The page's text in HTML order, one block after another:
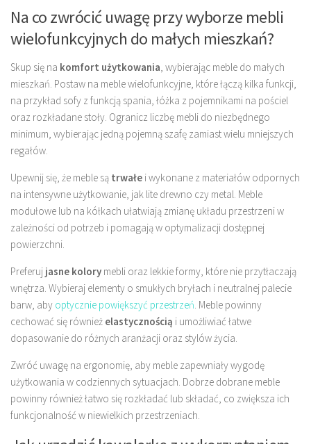
Na co zwrócić uwagę przy wyborze mebli
wielofunkcyjnych do małych mieszkań?
Skup się na komfort użytkowania, wybierając meble do małych
mieszkań. Postaw na meble wielofunkcyjne, które łączą kilka funkcji,
na przykład sofy z funkcją spania, łóżka z pojemnikami na pościel
oraz rozkładane stoły. Ogranicz liczbę mebli do niezbędnego
minimum, wybierając jedną pojemną szafę zamiast wielu mniejszych
regałów.
Upewnij się, że meble są trwałe i wykonane z materiałów odpornych
na intensywne użytkowanie, jak lite drewno czy metal. Meble
modułowe lub na kółkach ułatwiają zmianę układu przestrzeni w
zależności od potrzeb i pomagają w optymalizacji dostępnej
powierzchni.
Preferuj jasne kolory mebli oraz lekkie formy, które nie przytłaczają
wnętrza. Wybieraj elementy o smukłych bryłach i neutralnej palecie
barw, aby optycznie powiększyć przestrzeń. Meble powinny
cechować się również elastycznością i umożliwiać łatwe
dopasowanie do różnych aranżacji oraz stylów życia.
Zwróć uwagę na ergonomię, aby meble zapewniały wygodę
użytkowania w codziennych sytuacjach. Dobrze dobrane meble
powinny również łatwo się rozkładać lub składać, co zwiększa ich
funkcjonalność w niewielkich przestrzeniach.